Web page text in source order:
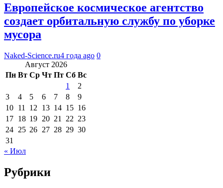
Европейское космическое агентство
создает орбитальную службу по уборке
мусора
Naked-Science.ru4 года ago 0
Август 2026
Пн Вт Ср Чт Пт Сб Вс
1
2
3
4 5 6 7 8
9
10 11 12 13 14 15 16
17 18 19 20 21 22 23
24 25 26 27 28 29 30
31
« Июл
Рубрики